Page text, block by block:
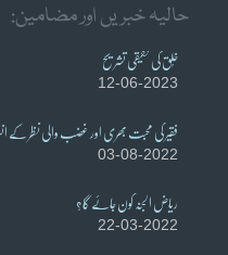
حالیہ خبریں اور مضامین:
خُلق کی حقیقی تشریح
12-06-2023
فقیر کی محبت بھری اور غضب والی نظر کے
03-08-2022
ریاض الجنہ کون جائے گا؟
22-03-2022